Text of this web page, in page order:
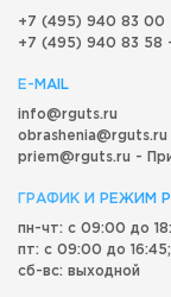
+7 (495) 940 83 00
+7 (495) 940 83 58
E-MAIL
info@rguts.ru
obrashenia@rguts.ru
priem@rguts.ru -
ГРАФИК И РЕЖИМ
пн-чт: с 09:00 до
пт: с 09:00 до 16:45;
сб-вс: выходной